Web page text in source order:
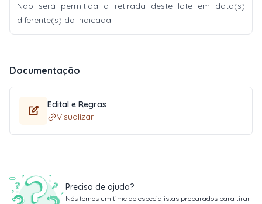
Não será permitida a retirada deste lote em data(s)
diferente(s) da indicada.
Documentação
Edital e Regras
Visualizar
Precisa de ajuda?
Nós temos um time de especialistas preparados para tirar